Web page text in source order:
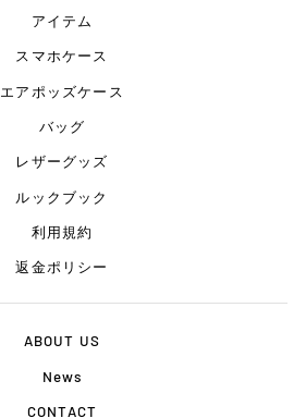
アイテム
スマホケース
エアポッズケース
バッグ
レザーグッズ
ルックブック
利用規約
返金ポリシー
ABOUT US
News
CONTACT